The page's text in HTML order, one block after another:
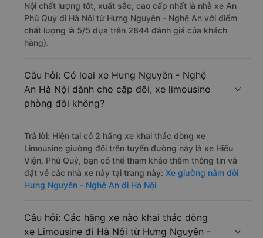
Nội chất lượng tốt, xuất sắc, cao cấp nhất là nhà xe An
Phú Quý đi Hà Nội từ Hưng Nguyên - Nghệ An với điểm
chất lượng là 5/5 dựa trên 2844 đánh giá của khách
hàng).
Câu hỏi: Có loại xe Hưng Nguyên - Nghệ
An Hà Nội dành cho cặp đôi, xe limousine
phòng đôi không?
Trả lời: Hiện tại có 2 hãng xe khai thác dòng xe
Limousine giường đôi trên tuyến đường này là xe Hiếu
Viện, Phú Quý, bạn có thể tham khảo thêm thông tin và
đặt vé các nhà xe này tại trang này: Xe giường nằm đôi
Hưng Nguyên - Nghệ An đi Hà Nội
Câu hỏi: Các hãng xe nào khai thác dòng
xe Limousine đi Hà Nội từ Hưng Nguyên -